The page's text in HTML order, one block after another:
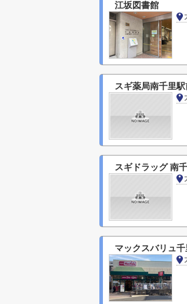
江坂図書館
スギ薬局南千里
スギドラッグ 南
マックスバリュ